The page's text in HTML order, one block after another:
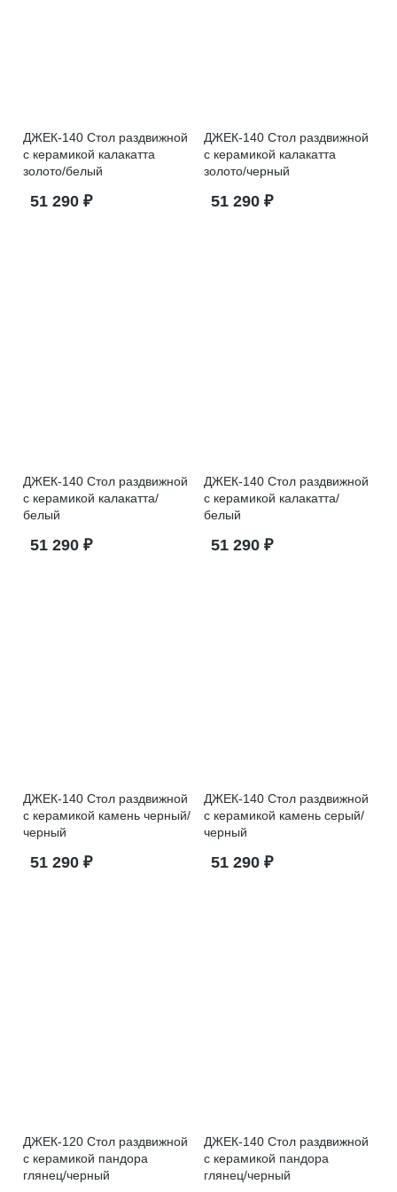
ДЖЕК-140 Стол раздвижной
с керамикой калакатта
золото/белый
51 290 ₽
ДЖЕК-140 Стол раздвижной
с керамикой калакатта
золото/черный
51 290 ₽
ДЖЕК-140 Стол раздвижной
с керамикой калакатта/
белый
51 290 ₽
ДЖЕК-140 Стол раздвижной
с керамикой калакатта/
белый
51 290 ₽
ДЖЕК-140 Стол раздвижной
с керамикой камень черный/
черный
51 290 ₽
ДЖЕК-140 Стол раздвижной
с керамикой камень серый/
черный
51 290 ₽
ДЖЕК-120 Стол раздвижной
с керамикой пандора
глянец/черный
ДЖЕК-140 Стол раздвижной
с керамикой пандора
глянец/черный